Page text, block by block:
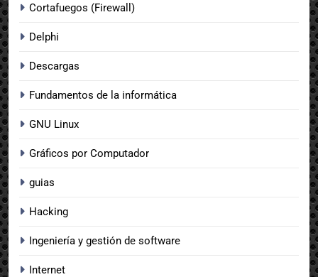
Cortafuegos (Firewall)
Delphi
Descargas
Fundamentos de la informática
GNU Linux
Gráficos por Computador
guias
Hacking
Ingeniería y gestión de software
Internet